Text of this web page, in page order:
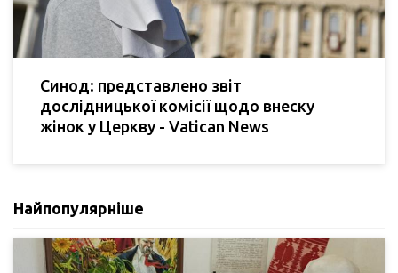
Синод: представлено звіт
дослідницької комісії щодо внеску
жінок у Церкву - Vatican News
Найпопулярніше